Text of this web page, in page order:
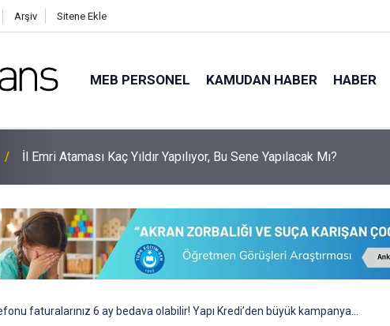
Arşiv Sitene Ekle
MEB PERSONEL KAMUDAN HABER HABER
İl Emri Ataması Kaç Yıldır Yapılıyor, Bu Sene Yapılacak Mı?
faturalarınız 6 ay bedava olabilir! Yapı Kredi’den büyük kampanya…